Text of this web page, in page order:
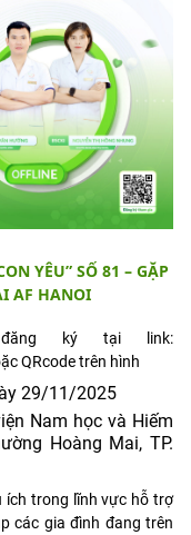
YÊU” SỐ 81 – GẶP
AF HANOI
ký tại link:
QRcode trên hình
29/11/2025
Nam học và Hiếm
Hoàng Mai, TP.
ích trong lĩnh vực hỗ trợ
các gia đình đang trên